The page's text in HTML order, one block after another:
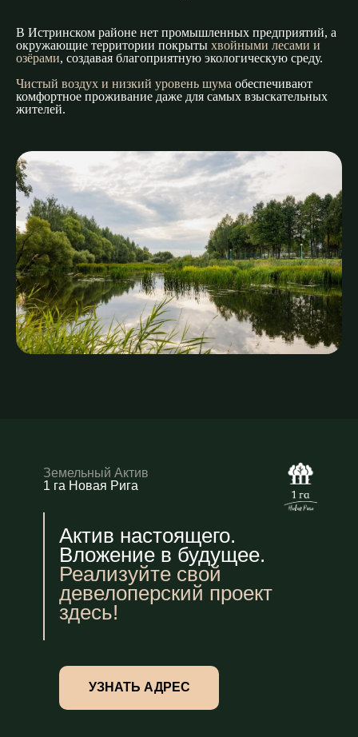
В Истринском районе нет промышленных предприятий, а
окружающие территории покрыты хвойными лесами и
озёрами, создавая благоприятную экологическую среду.
Чистый воздух и низкий уровень шума обеспечивают
комфортное проживание даже для самых взыскательных
жителей.
Земельный Актив
1 га Новая Рига
Актив настоящего.
Вложение в будущее.
Реализуйте свой
девелоперский проект
здесь!
УЗНАТЬ АДРЕС